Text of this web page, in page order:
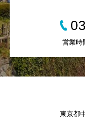
営業時
東京都